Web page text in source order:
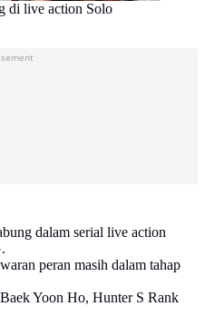
di live action Solo
dalam serial live action
peran masih dalam tahap
Yoon Ho, Hunter S Rank